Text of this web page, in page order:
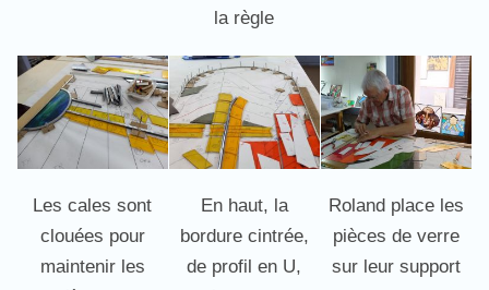
la règle
Les cales sont
clouées pour
maintenir les
En haut, la
bordure cintrée,
de profil en U,
Roland place les
pièces de verre
sur leur support